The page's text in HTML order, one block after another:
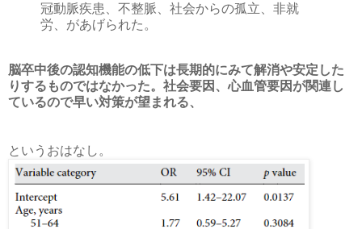
冠動脈疾患、不整脈、社会からの孤立、非就
労、があげられた。
脳卒中後の認知機能の低下は長期的にみて解消や安定した
りするものではなかった。社会要因、心血管要因が関連し
ているので早い対策が望まれる、
というおはなし。